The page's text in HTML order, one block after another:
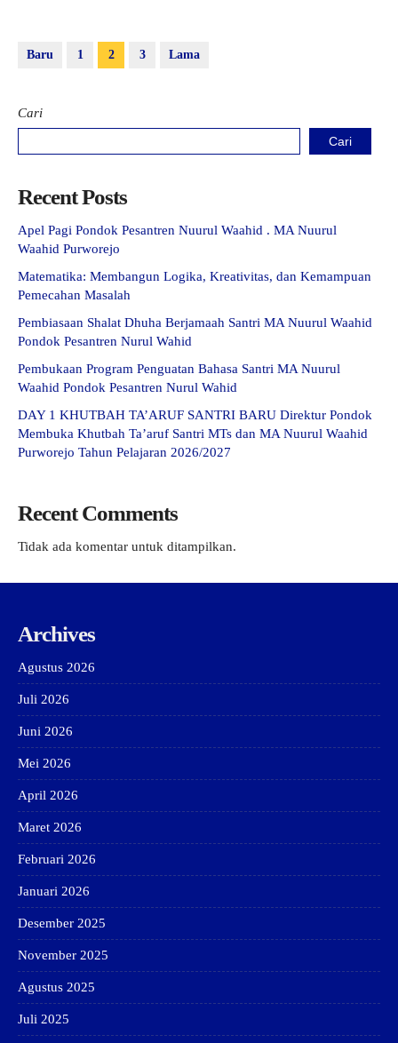
Baru 1 2 3 Lama
Cari
Cari
Recent Posts
Apel Pagi Pondok Pesantren Nuurul Waahid . MA Nuurul
Waahid Purworejo
Matematika: Membangun Logika, Kreativitas, dan Kemampuan
Pemecahan Masalah
Pembiasaan Shalat Dhuha Berjamaah Santri MA Nuurul Waahid
Pondok Pesantren Nurul Wahid
Pembukaan Program Penguatan Bahasa Santri MA Nuurul
Waahid Pondok Pesantren Nurul Wahid
DAY 1 KHUTBAH TA’ARUF SANTRI BARU Direktur Pondok
Membuka Khutbah Ta’aruf Santri MTs dan MA Nuurul Waahid
Purworejo Tahun Pelajaran 2026/2027
Recent Comments
Tidak ada komentar untuk ditampilkan.
Archives
Agustus 2026
Juli 2026
Juni 2026
Mei 2026
April 2026
Maret 2026
Februari 2026
Januari 2026
Desember 2025
November 2025
Agustus 2025
Juli 2025